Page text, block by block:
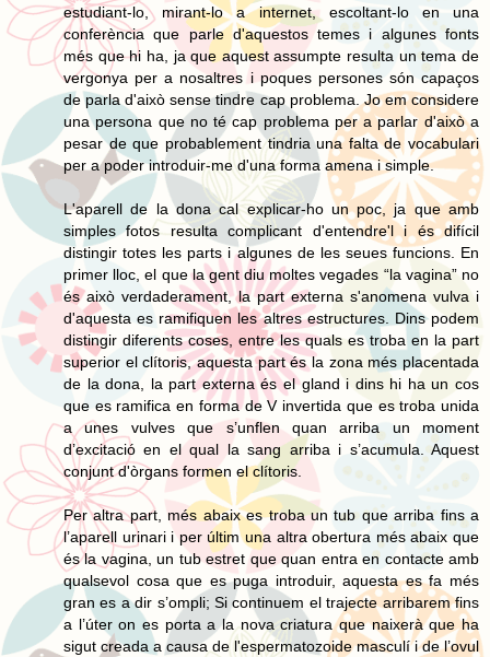
estudiant-lo, mirant-lo a internet, escoltant-lo en una
conferència que parle d'aquestos temes i algunes fonts
més que hi ha, ja que aquest assumpte resulta un tema de
vergonya per a nosaltres i poques persones són capaços
de parla d'això sense tindre cap problema. Jo em considere
una persona que no té cap problema per a parlar d'això a
pesar de que probablement tindria una falta de vocabulari
per a poder introduir-me d'una forma amena i simple.
L'aparell de la dona cal explicar-ho un poc, ja que amb
simples fotos resulta complicant d'entendre'l i és difícil
distingir totes les parts i algunes de les seues funcions. En
primer lloc, el que la gent diu moltes vegades “la vagina” no
és això verdaderament, la part externa s'anomena vulva i
d'aquesta es ramifiquen les altres estructures. Dins podem
distingir diferents coses, entre les quals es troba en la part
superior el clítoris, aquesta part és la zona més placentada
de la dona, la part externa és el gland i dins hi ha un cos
que es ramifica en forma de V invertida que es troba unida
a unes vulves que s’unflen quan arriba un moment
d’excitació en el qual la sang arriba i s’acumula. Aquest
conjunt d'òrgans formen el clítoris.
Per altra part, més abaix es troba un tub que arriba fins a
l’aparell urinari i per últim una altra obertura més abaix que
és la vagina, un tub estret que quan entra en contacte amb
qualsevol cosa que es puga introduir, aquesta es fa més
gran es a dir s’ompli; Si continuem el trajecte arribarem fins
a l’úter on es porta a la nova criatura que naixerà que ha
sigut creada a causa de l'espermatozoide masculí i de l’ovul